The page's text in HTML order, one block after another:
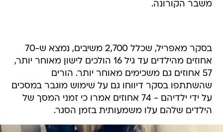
משבר הקורונה.
בסקר מאפריל, שכלל 2,700 משיבים, נמצא ש-70
אחוזים מהילדים עד גיל 16 הולכים לישון מאוחר יותר,
57 אחוזים גם משכימים מאוחר יותר. הורים
שהשתתפו בסקר דיווחו גם על שימוש מוגבר במסכים
על ידי ילדיהם - 74 אחוזים אמרו כי זמני המסך של
הילדים שלהם עלו משמעותית בזמן הסגר.